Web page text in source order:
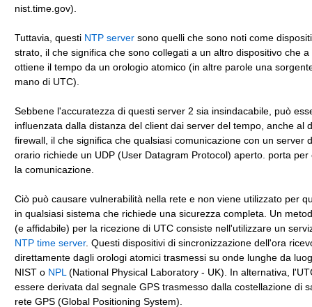
nist.time.gov).
Tuttavia, questi NTP server sono quelli che sono noti come
strato, il che significa che sono collegati a un altro dispositivo che a
ottiene il tempo da un orologio atomico (in altre parole una
mano di UTC).
Sebbene l'accuratezza di questi server 2 sia insindacabile, può
influenzata dalla distanza del client dai server del tempo, anche al
firewall, il che significa che qualsiasi comunicazione con un server
orario richiede un UDP (User Datagram Protocol) aperto. porta per
la comunicazione.
Ciò può causare vulnerabilità nella rete e non viene utilizzato per
in qualsiasi sistema che richiede una sicurezza completa. Un
(e affidabile) per la ricezione di UTC consiste nell'utilizzare un
NTP time server. Questi dispositivi di sincronizzazione dell'ora
direttamente dagli orologi atomici trasmessi su onde lunghe da
NIST o NPL (National Physical Laboratory - UK). In alternativa,
essere derivata dal segnale GPS trasmesso dalla costellazione di
rete GPS (Global Positioning System).